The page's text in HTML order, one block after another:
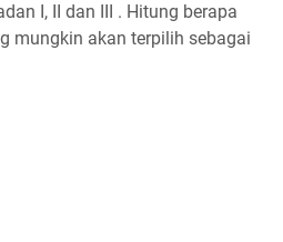
I, II dan III . Hitung berapa
mungkin akan terpilih sebagai